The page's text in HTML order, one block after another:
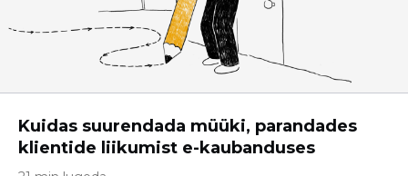
Kuidas suurendada müüki, parandades
klientide liikumist e-kaubanduses